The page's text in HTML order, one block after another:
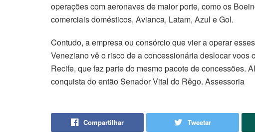
operações com aeronaves de maior porte, como os
comerciais domésticos, Avianca, Latam, Azul e Gol.
Contudo, a empresa ou consórcio que vier a operar
Veneziano vê o risco de a concessionária deslocar
Recife, que faz parte do mesmo pacote de concessões.
conquista do então Senador Vital do Rêgo. Assessoria
Compartilhar Tweetar